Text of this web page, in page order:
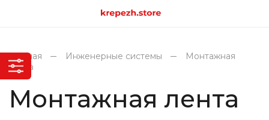
Главная Инженерные системы
Монтажная
лента
Монтажная лента